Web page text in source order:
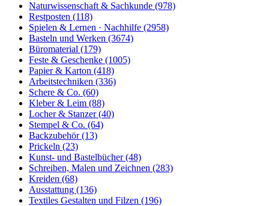
Naturwissenschaft & Sachkunde (978)
Restposten (118)
Spielen & Lernen · Nachhilfe (2958)
Basteln und Werken (3674)
Büromaterial (179)
Feste & Geschenke (1005)
Papier & Karton (418)
Arbeitstechniken (336)
Schere & Co. (60)
Kleber & Leim (88)
Locher & Stanzer(40)
Stempel & Co. (64)
Backzubehör(13)
Prickeln (23)
Kunst- und Bastelbücher(48)
Schreiben, Malen und Zeichnen (283)
Kreiden (68)
Ausstattung (136)
Textiles Gestalten und Filzen (196)